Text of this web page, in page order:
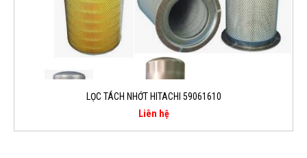
LỌC TÁCH NHỚT HITACHI 59061610
Liên hệ